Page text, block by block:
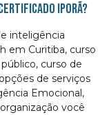
Iporã?
inteligência
em Curitiba, curso
curso de
de serviços
Emocional,
você